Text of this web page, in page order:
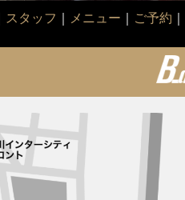
スタッフ ｜ メニュー ｜ ご予約 ｜